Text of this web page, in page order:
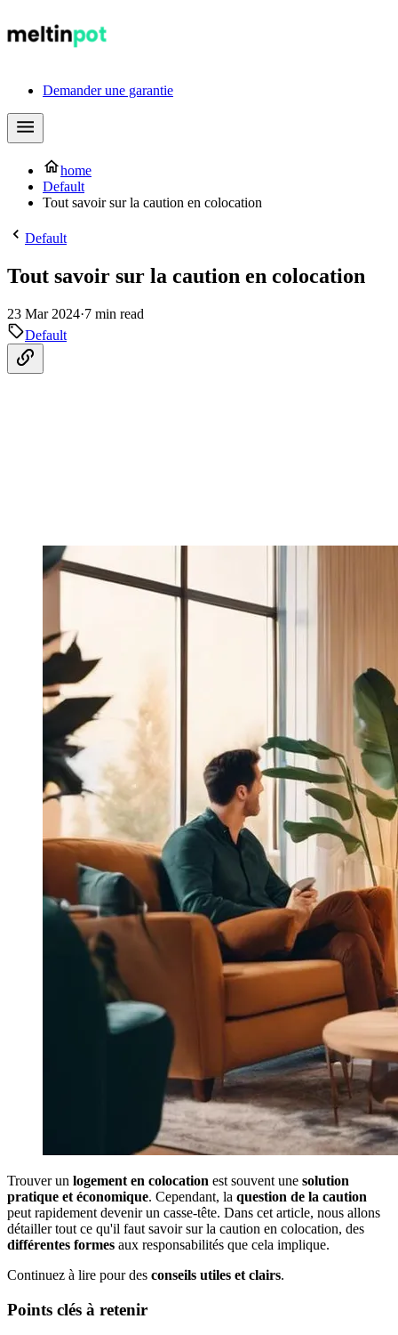
Demander une garantie
home
Default
Tout savoir sur la caution en colocation
Default
Tout savoir sur la caution en colocation
23 Mar 2024·7 min read
Default
Trouver un logement en colocation est souvent une solution
pratique et économique. Cependant, la question de la caution
peut rapidement devenir un casse-tête. Dans cet article, nous allons
détailler tout ce qu'il faut savoir sur la caution en colocation, des
différentes formes aux responsabilités que cela implique.
Continuez à lire pour des conseils utiles et clairs.
Points clés à retenir